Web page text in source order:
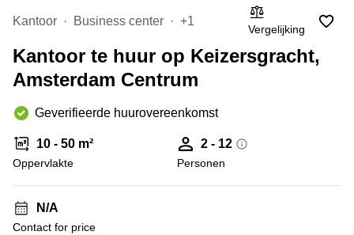
Amsterdam
Hoofddorp
Breda
Maastricht
Nijmegen
Almere
Zoetermeer
Business
Schiphol
Airport
Kantoor
Amsterdam
Kantoor
huren
Eindhoven
huren
Maastricht
Kantoor Business center +1
Vergelijking
Kantoor te huur op Keizersgracht,
Amsterdam Centrum
Geverifieerde huurovereenkomst
10 - 50 m²
Oppervlakte
2 - 12
Personen
N/A
Contact for price